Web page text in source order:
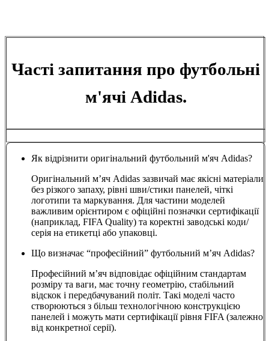
Часті запитання про футбольні
м'ячі Adidas.
Як відрізнити оригінальний футбольний м'яч Adidas?
Оригінальний м’яч Adidas зазвичай має якісні матеріали
без різкого запаху, рівні шви/стики панелей, чіткі
логотипи та маркування. Для частини моделей
важливим орієнтиром є офіційні позначки сертифікації
(наприклад, FIFA Quality) та коректні заводські коди/
серія на етикетці або упаковці.
Що визначає “професійний” футбольний м’яч Adidas?
Професійний м’яч відповідає офіційним стандартам
розміру та ваги, має точну геометрію, стабільний
відскок і передбачуваний політ. Такі моделі часто
створюються з більш технологічною конструкцією
панелей і можуть мати сертифікації рівня FIFA (залежно
від конкретної серії).